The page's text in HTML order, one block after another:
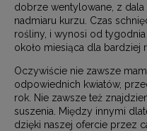
dobrze wentylowane, z dala
nadmiaru kurzu. Czas
rośliny, i wynosi od
około miesiąca dla bardziej
Oczywiście nie zawsze
odpowiednich kwiatów,
rok. Nie zawsze też
suszenia. Między innymi
dzięki naszej ofercie przez